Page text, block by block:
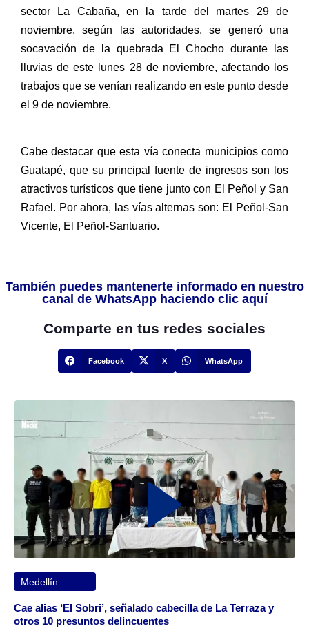
sector La Cabaña, en la tarde del martes 29 de
noviembre, según las autoridades, se generó una
socavación de la quebrada El Chocho durante las
lluvias de este lunes 28 de noviembre, afectando los
trabajos que se venían realizando en este punto desde
el 9 de noviembre.
Cabe destacar que esta vía conecta municipios como
Guatapé, que su principal fuente de ingresos son los
atractivos turísticos que tiene junto con El Peñol y San
Rafael. Por ahora, las vías alternas son: El Peñol-San
Vicente, El Peñol-Santuario.
También puedes mantenerte informado en nuestro
canal de WhatsApp haciendo clic aquí
Comparte en tus redes sociales
Facebook X WhatsApp
Medellín
Cae alias ‘El Sobri’, señalado cabecilla de La Terraza y
otros 10 presuntos delincuentes